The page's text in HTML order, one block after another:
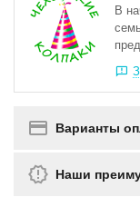
В
Варианты
Наши